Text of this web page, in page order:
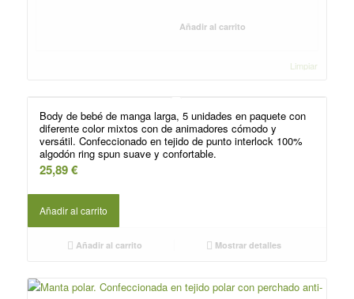
Limpiar
Añadir al carrito
Body de bebé de manga larga, 5 unidades en paquete con
diferente color mixtos con de animadores cómodo y
versátil. Confeccionado en tejido de punto interlock 100%
algodón ring spun suave y confortable.
25,89€
Añadir al carrito
Añadir al carrito Mostrar detalles